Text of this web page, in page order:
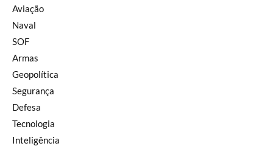
Aviação
Naval
SOF
Armas
Geopolítica
Segurança
Defesa
Tecnologia
Inteligência